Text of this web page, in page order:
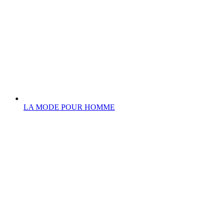
LA MODE POUR HOMME